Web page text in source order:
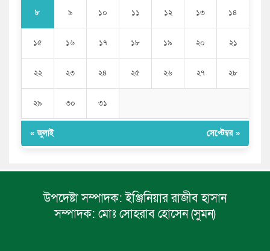
৮ ৯ ১০ ১১ ১২ ১৩ ১৪
১৫ ১৬ ১৭ ১৮ ১৯ ২০ ২১
২২ ২৩ ২৪ ২৫ ২৬ ২৭ ২৮
২৯ ৩০ ৩১
« জুলাই সেপ্টেম্বর »
উপদেষ্টা সম্পাদক:ইঞ্জিনিয়ার রাজীব হাসান
সম্পাদক: মোঃ সোহরাব হোসেন (সুমন)